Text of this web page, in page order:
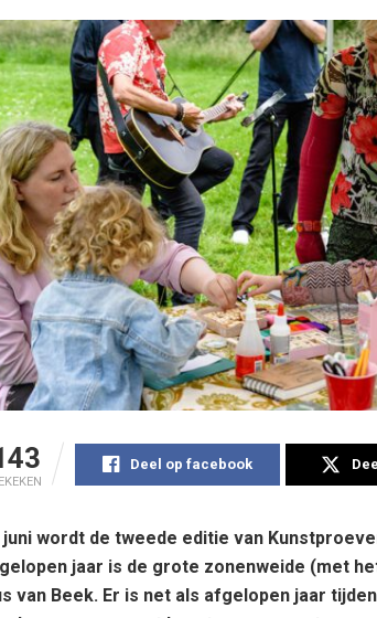
Deel op facebook
juni wordt de tweede editie van
jaar is de grote zonenweide (met
van Beek. Er is net als afgelopen jaar